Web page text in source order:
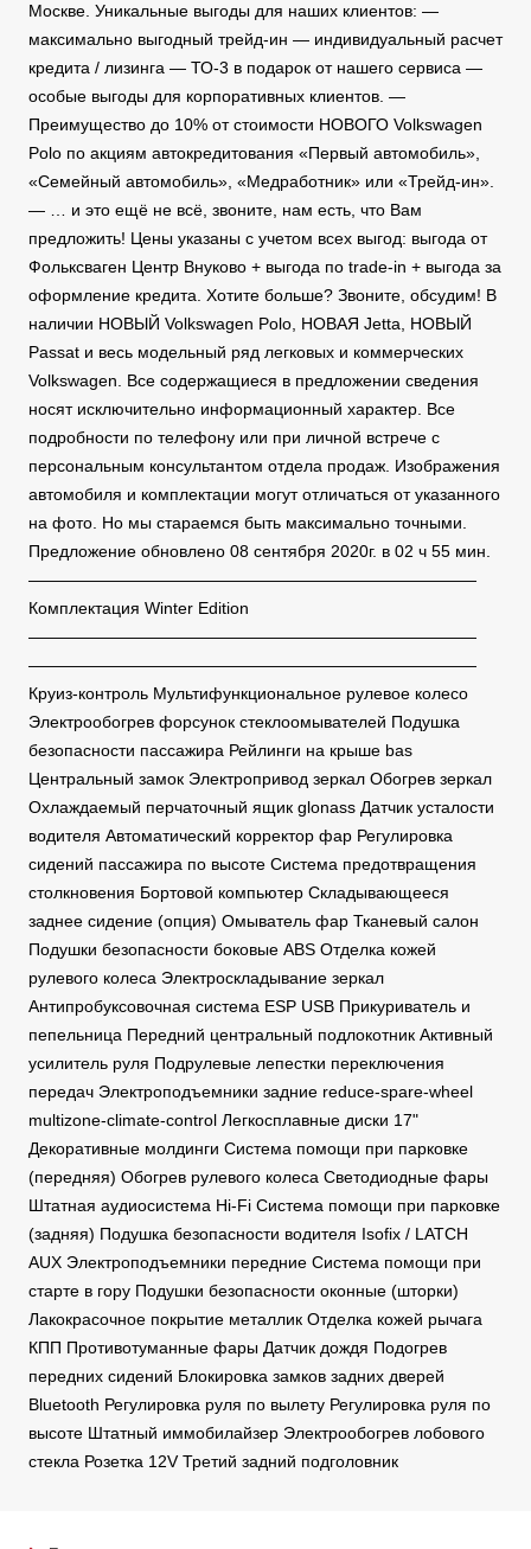
Москве. Уникальные выгоды для наших клиентов: —
максимально выгодный трейд-ин — индивидуальный расчет
кредита / лизинга — ТО-3 в подарок от нашего сервиса —
особые выгоды для корпоративных клиентов. —
Преимущество до 10% от стоимости НОВОГО Volkswagen
Polo по акциям автокредитования «Первый автомобиль»,
«Семейный автомобиль», «Медработник» или «Трейд-ин».
— … и это ещё не всё, звоните, нам есть, что Вам
предложить! Цены указаны с учетом всех выгод: выгода от
Фольксваген Центр Внуково + выгода по trade-in + выгода за
оформление кредита. Хотите больше? Звоните, обсудим! В
наличии НОВЫЙ Volkswagen Polo, НОВАЯ Jetta, НОВЫЙ
Passat и весь модельный ряд легковых и коммерческих
Volkswagen. Все содержащиеся в предложении сведения
носят исключительно информационный характер. Все
подробности по телефону или при личной встрече с
персональным консультантом отдела продаж. Изображения
автомобиля и комплектации могут отличаться от указанного
на фото. Но мы стараемся быть максимально точными.
Предложение обновлено 08 сентября 2020г. в 02 ч 55 мин.
———————————————————————————
Комплектация Winter Edition
———————————————————————————
———————————————————————————
Круиз-контроль Мультифункциональное рулевое колесо
Электрообогрев форсунок стеклоомывателей Подушка
безопасности пассажира Рейлинги на крыше bas
Центральный замок Электропривод зеркал Обогрев зеркал
Охлаждаемый перчаточный ящик glonass Датчик усталости
водителя Автоматический корректор фар Регулировка
сидений пассажира по высоте Система предотвращения
столкновения Бортовой компьютер Складывающееся
заднее сидение (опция) Омыватель фар Тканевый салон
Подушки безопасности боковые ABS Отделка кожей
рулевого колеса Электроскладывание зеркал
Антипробуксовочная система ESP USB Прикуриватель и
пепельница Передний центральный подлокотник Активный
усилитель руля Подрулевые лепестки переключения
передач Электроподъемники задние reduce-spare-wheel
multizone-climate-control Легкосплавные диски 17"
Декоративные молдинги Система помощи при парковке
(передняя) Обогрев рулевого колеса Светодиодные фары
Штатная аудиосистема Hi-Fi Система помощи при парковке
(задняя) Подушка безопасности водителя Isofix / LATCH
AUX Электроподъемники передние Система помощи при
старте в гору Подушки безопасности оконные (шторки)
Лакокрасочное покрытие металлик Отделка кожей рычага
КПП Противотуманные фары Датчик дождя Подогрев
передних сидений Блокировка замков задних дверей
Bluetooth Регулировка руля по вылету Регулировка руля по
высоте Штатный иммобилайзер Электрообогрев лобового
стекла Розетка 12V Третий задний подголовник